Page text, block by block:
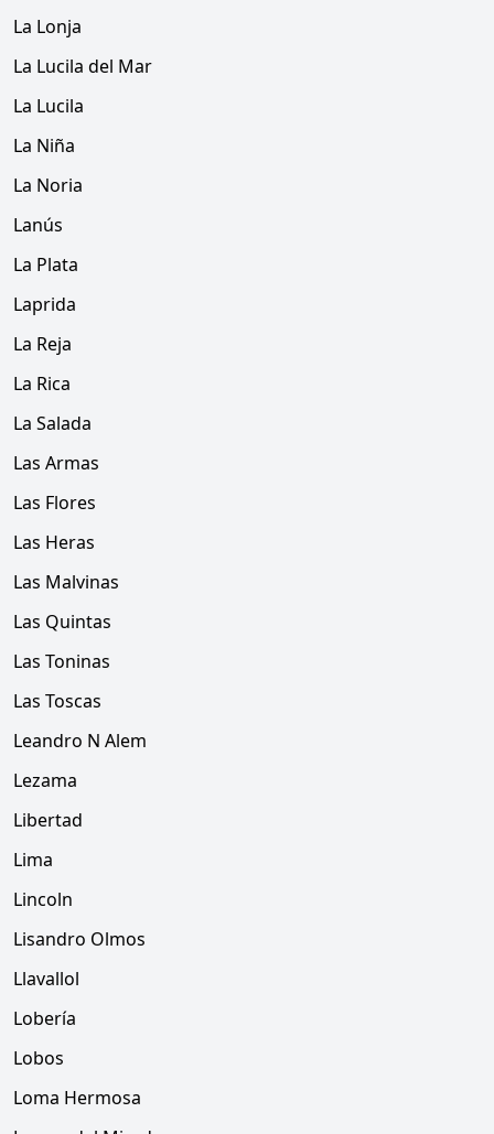
La Lonja
La Lucila del Mar
La Lucila
La Niña
La Noria
Lanús
La Plata
Laprida
La Reja
La Rica
La Salada
Las Armas
Las Flores
Las Heras
Las Malvinas
Las Quintas
Las Toninas
Las Toscas
Leandro N Alem
Lezama
Libertad
Lima
Lincoln
Lisandro Olmos
Llavallol
Lobería
Lobos
Loma Hermosa